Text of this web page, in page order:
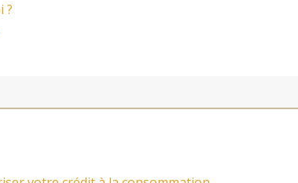
?